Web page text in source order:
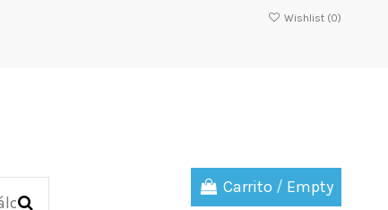
Wishlist (0)
Carrito / Empty